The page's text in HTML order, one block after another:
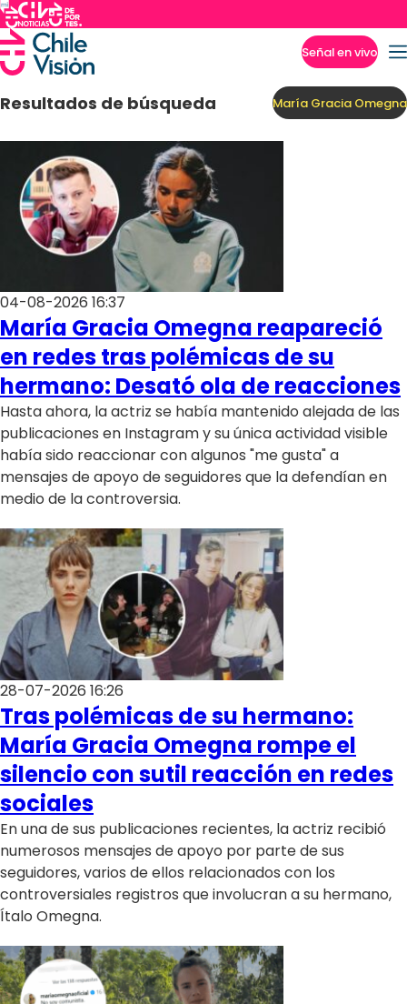
Señal en vivo
Resultados de búsqueda María Gracia Omegna
04-08-2026 16:37
María Gracia Omegna reapareció
en redes tras polémicas de su
hermano: Desató ola de reacciones
Hasta ahora, la actriz se había mantenido alejada de las
publicaciones en Instagram y su única actividad visible
había sido reaccionar con algunos "me gusta" a
mensajes de apoyo de seguidores que la defendían en
medio de la controversia.
28-07-2026 16:26
Tras polémicas de su hermano:
María Gracia Omegna rompe el
silencio con sutil reacción en redes
sociales
En una de sus publicaciones recientes, la actriz recibió
numerosos mensajes de apoyo por parte de sus
seguidores, varios de ellos relacionados con los
controversiales registros que involucran a su hermano,
Ítalo Omegna.
Imperdibles
Programas
Club De La Comedia
Contigo en Directo
Plan Perfecto
El Tiempo
Sabingo
Todos Los Programas